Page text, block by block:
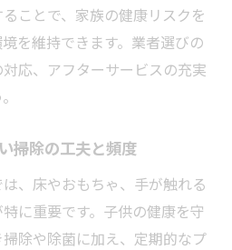
ことで、家族の健康リスクを
を維持できます。業者選びの
応、アフターサービスの充実
掃除の工夫と頻度
、床やおもちゃ、手が触れる
に重要です。子供の健康を守
除や除菌に加え、定期的なプ